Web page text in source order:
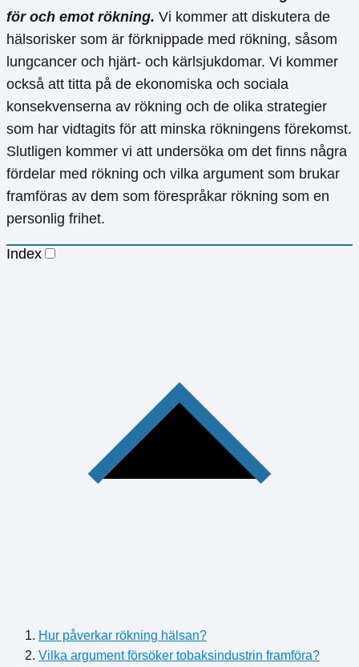
för och emot rökning. Vi kommer att diskutera de
hälsorisker som är förknippade med rökning, såsom
lungcancer och hjärt- och kärlsjukdomar. Vi kommer
också att titta på de ekonomiska och sociala
konsekvenserna av rökning och de olika strategier
som har vidtagits för att minska rökningens förekomst.
Slutligen kommer vi att undersöka om det finns några
fördelar med rökning och vilka argument som brukar
framföras av dem som förespråkar rökning som en
personlig frihet.
Index
Hur påverkar rökning hälsan?
Vilka argument försöker tobaksindustrin framföra?